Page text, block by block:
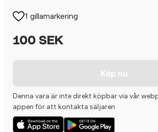
1 gillamarkering
100 SEK
Köp nu
Denna vara är inte direkt köpbar via vår
appen för att kontakta säljaren